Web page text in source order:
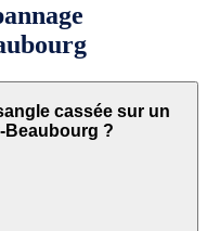
cassée sur un
Beaubourg ?